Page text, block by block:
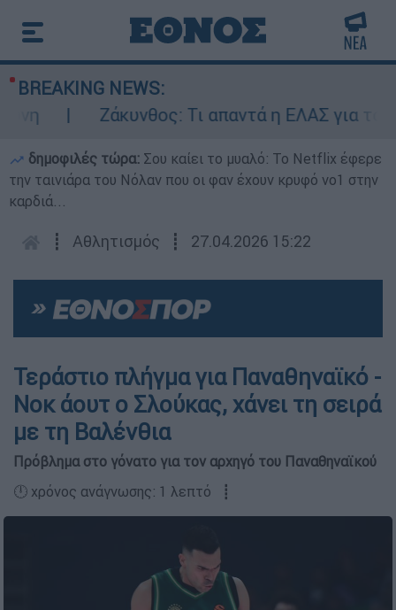
BREAKING NEWS:
Ζάκυνθος: Τι απαντά η ΕΛΑΣ για
δημοφιλές τώρα: Σου καίει το μυαλό: Το Netflix έφερε
την ταινιάρα του Νόλαν που οι φαν έχουν κρυφό νο1 στην
καρδιά...
┋ Αθλητισμός ┋ 27.04.2026 15:22
Τεράστιο πλήγμα για Παναθηναϊκό -
Νοκ άουτ ο Σλούκας, χάνει τη σειρά
με τη Βαλένθια
Πρόβλημα στο γόνατο για τον αρχηγό του Παναθηναϊκού
🕛 χρόνος ανάγνωσης: 1 λεπτό ┋